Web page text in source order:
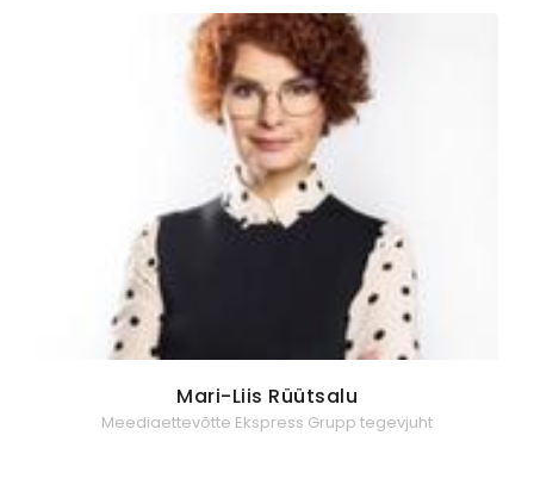
Mari-Liis Rüütsalu
Meediaettevõtte Ekspress Grupp tegevjuht